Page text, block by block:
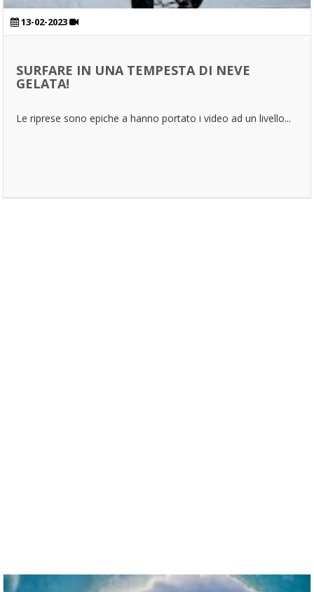
13-02-2023
SURFARE IN UNA TEMPESTA DI NEVE
GELATA!
Le riprese sono epiche a hanno portato i video ad un livello...